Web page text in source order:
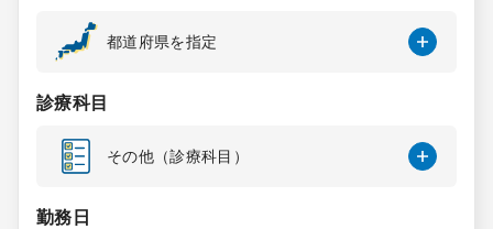
常勤検索
スポット検索
DtoDの転職・
都道府県を指定
診療科目
その他（診療科目）
勤務日